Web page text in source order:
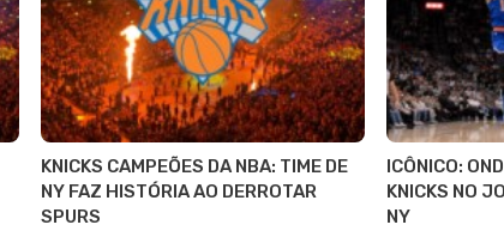
KNICKS CAMPEÕES DA NBA: TIME DE
NY FAZ HISTÓRIA AO DERROTAR
SPURS
ICÔNICO:
KNICKS NO
NY